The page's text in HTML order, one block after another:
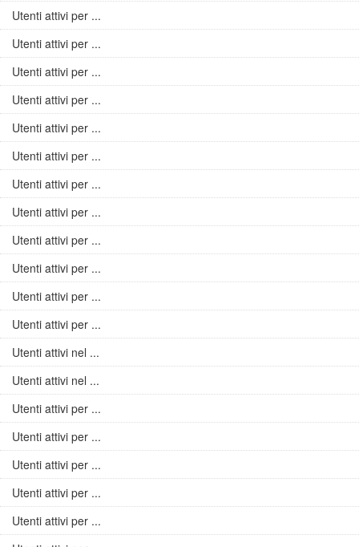
Utenti attivi per ...
Utenti attivi per ...
Utenti attivi per ...
Utenti attivi per ...
Utenti attivi per ...
Utenti attivi per ...
Utenti attivi per ...
Utenti attivi per ...
Utenti attivi per ...
Utenti attivi per ...
Utenti attivi per ...
Utenti attivi per ...
Utenti attivi nel ...
Utenti attivi nel ...
Utenti attivi per ...
Utenti attivi per ...
Utenti attivi per ...
Utenti attivi per ...
Utenti attivi per ...